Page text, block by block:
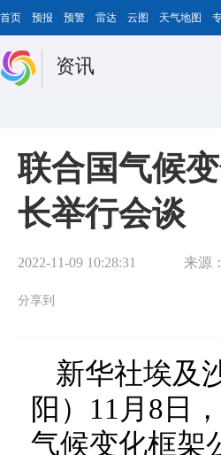
首页 预报 预警 雷达 云图 天气地图
资讯
联合国气候
长举行会谈
2022-11-09 10:28:31 来源
分享到
新华社埃及
阳）11月8日
气候变化框架